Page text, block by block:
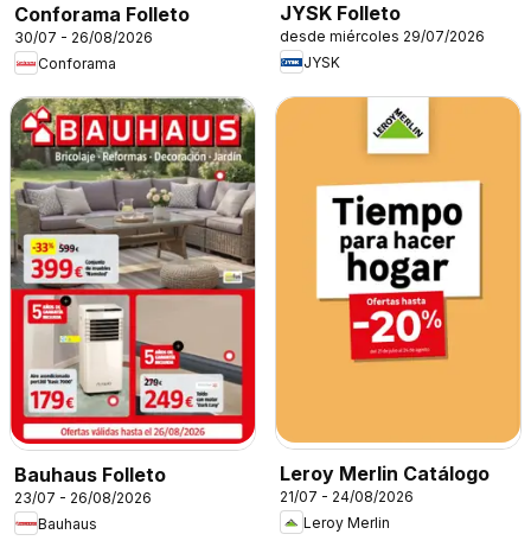
Conforama Folleto
30/07 - 26/08/2026
Conforama
JYSK Folleto
desde miércoles 29/07/2026
JYSK
Bauhaus Folleto
23/07 - 26/08/2026
Bauhaus
Leroy Merlin Catálogo
21/07 - 24/08/2026
Leroy Merlin